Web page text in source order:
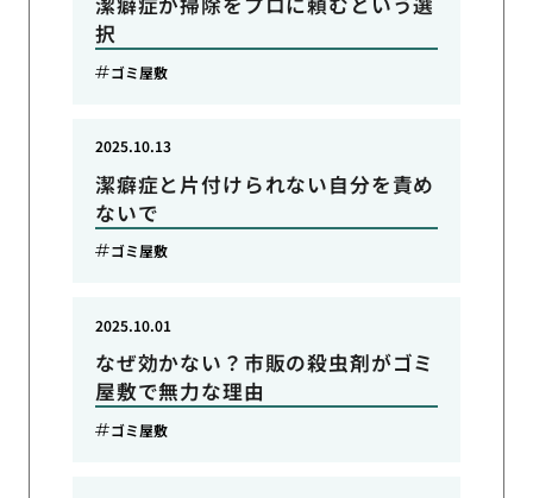
択
ゴミ屋敷
潔癖症と片付けられない自分を責め
ないで
2025.10.13
ゴミ屋敷
なぜ効かない？市販の殺虫剤がゴミ
屋敷で無力な理由
2025.10.01
ゴミ屋敷